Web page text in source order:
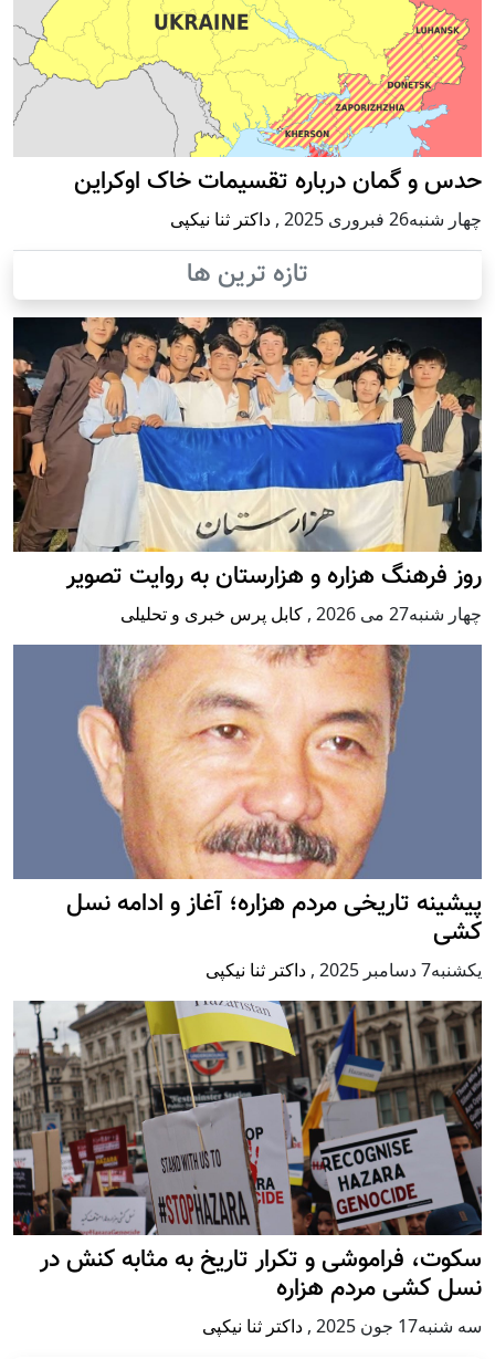
حدس و گمان درباره تقسیمات خاک اوکراین
چهار شنبه26 فبروری 2025 , داکتر ثنا نیکپی
تازه ترین ها
روز فرهنگ هزاره و هزارستان به روایت تصویر
چهار شنبه27 می 2026 , کابل پرس خبری و تحلیلی
پيشينه تاريخی مردم هزاره؛ آغاز و ادامه نسل
کشی
يكشنبه7 دسامبر 2025 , داکتر ثنا نیکپی
سکوت، فراموشی و تکرار تاريخ به مثابه کنش در
نسل کشی مردم هزاره
سه شنبه17 جون 2025 , داکتر ثنا نیکپی